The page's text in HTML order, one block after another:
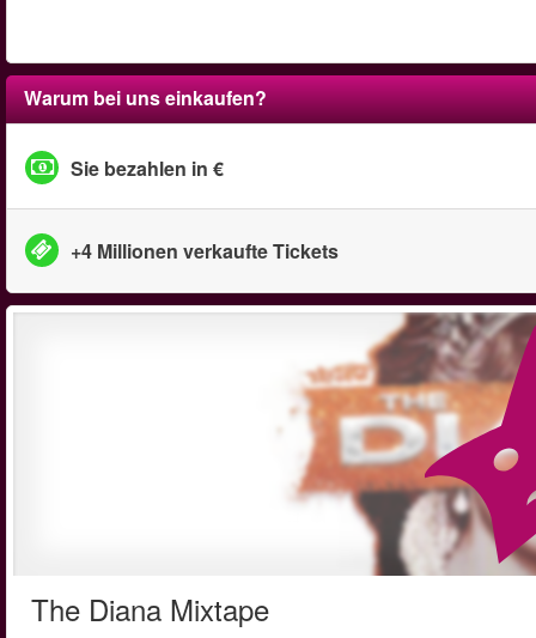
Warum bei uns einkaufen?
Sie bezahlen in €
+4 Millionen verkaufte Tickets
The Diana Mixtape